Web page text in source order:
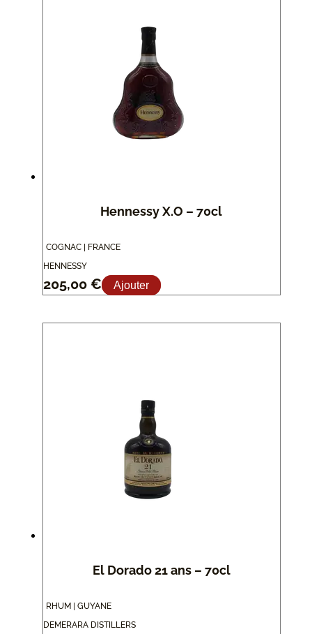
Hennessy X.O – 70cl
COGNAC | FRANCE
HENNESSY
205,00 € Ajouter
El Dorado 21 ans – 70cl
RHUM | GUYANE
DEMERARA DISTILLERS